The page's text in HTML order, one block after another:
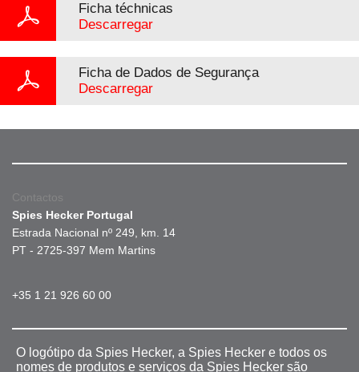
Ficha téchnicas
Descarregar
Ficha de Dados de Segurança
Descarregar
Contactos
Spies Hecker Portugal
Estrada Nacional nº 249, km. 14
PT - 2725-397 Mem Martins
+35 1 21 926 60 00
O logótipo da Spies Hecker, a Spies Hecker e todos os
nomes de produtos e serviços da Spies Hecker são